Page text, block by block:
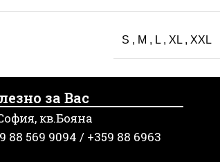
S , M , L , XL , XXL
за Вас
кв.Бояна
88 569 9094 / +359 88 6963